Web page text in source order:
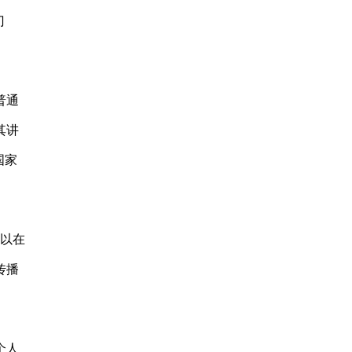
通
讲
家
在
播
人